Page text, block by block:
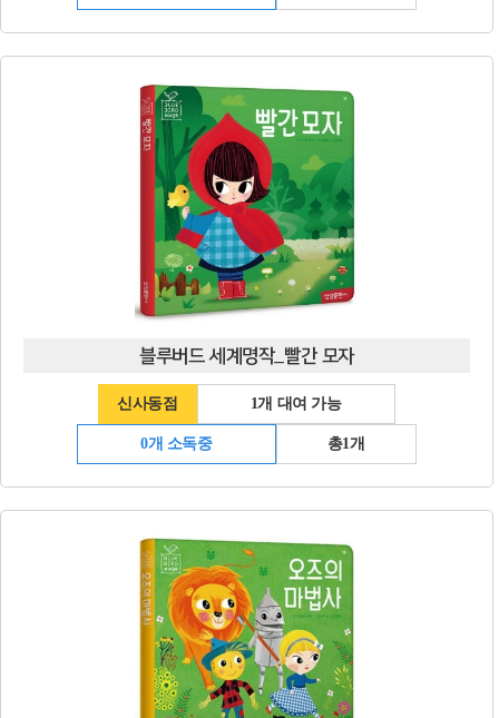
블루버드 세계명작_빨간 모자
신사동점 1개 대여 가능
0개 소독중 총1개